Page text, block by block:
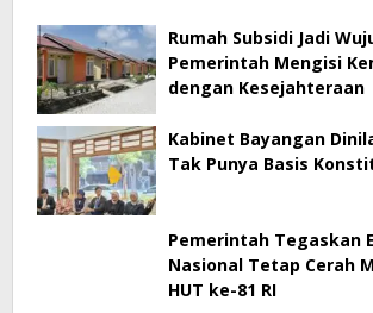
Rumah Subsidi Jadi
Pemerintah Mengisi
dengan Kesejahteraan
Kabinet Bayangan
Tak Punya Basis
Pemerintah Tegaskan
Nasional Tetap Cerah
HUT ke-81 RI